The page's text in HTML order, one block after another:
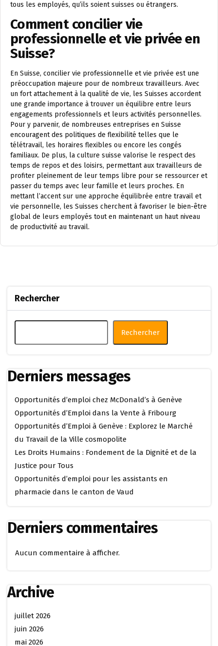
tous les employés, qu’ils soient suisses ou étrangers.
Comment concilier vie
professionnelle et vie privée en
Suisse?
En Suisse, concilier vie professionnelle et vie privée est une
préoccupation majeure pour de nombreux travailleurs. Avec
un fort attachement à la qualité de vie, les Suisses accordent
une grande importance à trouver un équilibre entre leurs
engagements professionnels et leurs activités personnelles.
Pour y parvenir, de nombreuses entreprises en Suisse
encouragent des politiques de flexibilité telles que le
télétravail, les horaires flexibles ou encore les congés
familiaux. De plus, la culture suisse valorise le respect des
temps de repos et des loisirs, permettant aux travailleurs de
profiter pleinement de leur temps libre pour se ressourcer et
passer du temps avec leur famille et leurs proches. En
mettant l’accent sur une approche équilibrée entre travail et
vie personnelle, les Suisses cherchent à favoriser le bien-être
global de leurs employés tout en maintenant un haut niveau
de productivité au travail.
Rechercher
Rechercher
Derniers messages
Opportunités d’emploi chez McDonald’s à Genève
Opportunités d’Emploi dans la Vente à Fribourg
Opportunités d’Emploi à Genève : Explorez le Marché
du Travail de la Ville cosmopolite
Les Droits Humains : Fondement de la Dignité et de la
Justice pour Tous
Opportunités d’emploi pour les assistants en
pharmacie dans le canton de Vaud
Derniers commentaires
Aucun commentaire à afficher.
Archive
juillet 2026
juin 2026
mai 2026